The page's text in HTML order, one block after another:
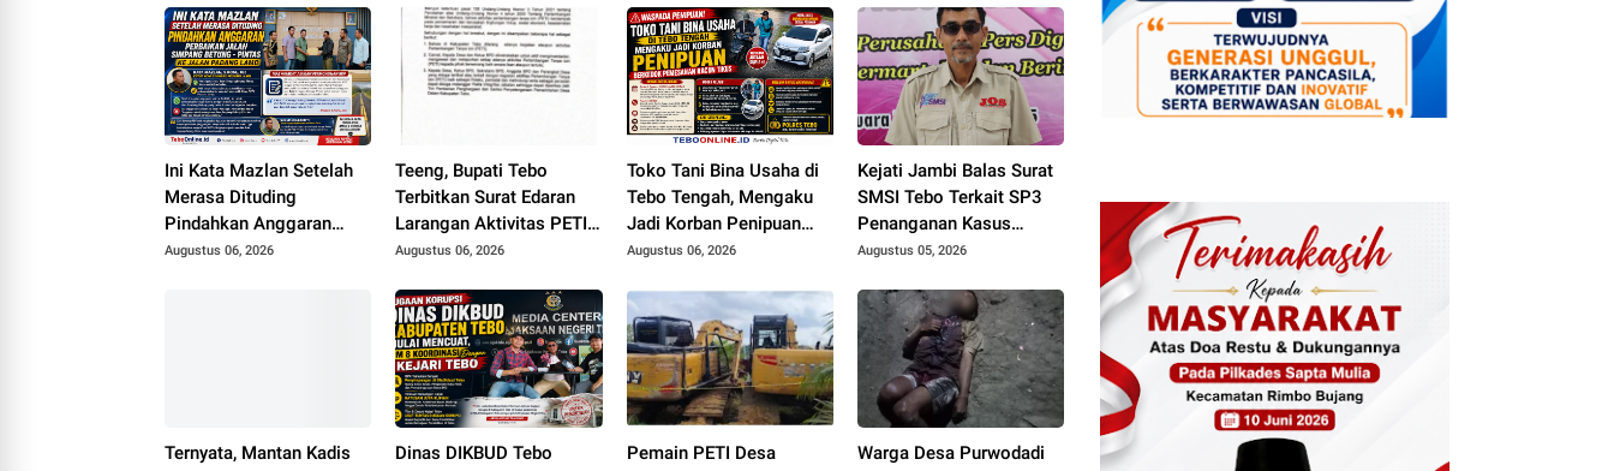
Ini Kata Mazlan Setelah
Merasa Dituding
Pindahkan Anggaran
Perbaikan Jalan Simpang
Augustus 06, 2026
Teeng, Bupati Tebo
Terbitkan Surat Edaran
Larangan Aktivitas PETI,
Kades dan Perangkat
Disanksi
Augustus 06, 2026
Toko Tani Bina Usaha di
Tebo Tengah, Mengaku
Jadi Korban Penipuan
Berkedok Pemesanan
Augustus 06, 2026
Kejati Jambi Balas Surat
SMSI Tebo Terkait SP3
Penanganan Kasus
Dugaan Korupsi di
Augustus 05, 2026
Ternyata, Mantan Kadis
Dinas DIKBUD Tebo
Pemain PETI Desa
Warga Desa Purwodadi